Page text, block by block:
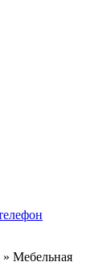
» Мебельная